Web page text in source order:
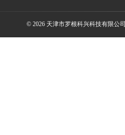
© 2026 天津市罗根科兴科技有限公